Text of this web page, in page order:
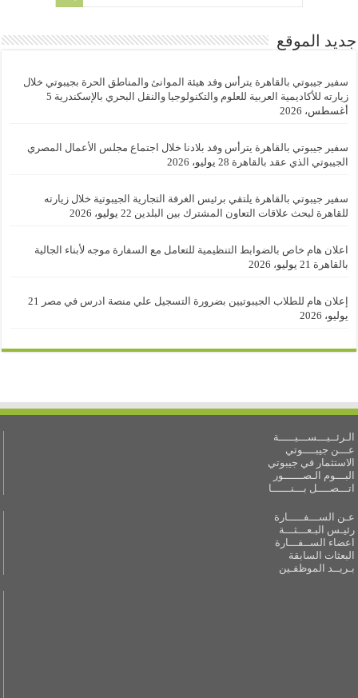
جديد الموقع
سفير جيبوتي بالقاهرة يترأس وفد هيئة الموانئ والمناطق الحرة بجيبوتي خلال
زيارته للأكاديمية العربية للعلوم والتكنولوجيا والنقل البحري بالإسكندرية 5
أغسطس، 2026
سفير جيبوتي بالقاهرة يترأس وفد بلادنا خلال اجتماع مجلس الأعمال المصري
الجيبوتي الذي عقد بالقاهرة 28 يوليو، 2026
سفير جيبوتي بالقاهرة يلتقي برئيس الغرفة التجارية الجيبوتية خلال زيارته
للقاهرة لبحث علاقات التعاون المشترك بين البلدين 22 يوليو، 2026
اعلان هام خاص بالضوابط التنظيمية للتعامل مع السفارة موجه لأبناء الجالية
بالقاهرة 21 يوليو، 2026
إعلان هام للطلاب الجيبوتيين بضرورة التسجيل علي منصة ادرس في مصر 21
يوليو، 2026
الـرئــيـــســـيـــــة
عـــن جيبــــوتي
الاستثمار في جيبوتي
البـــوم الـصــــــور
اتـــصــــل بـــنــــــا
عـن الســـفـــــارة
رئيـس البـعـــثـــة
اعضاء الســفـــارة
البعثات السابقة
بـريــد الموظفـين